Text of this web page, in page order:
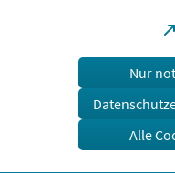
Nur
Alle